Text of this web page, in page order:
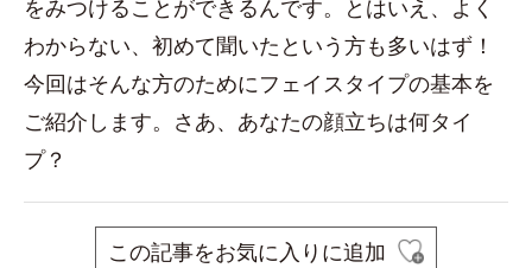
をみつけることができるんです。とはいえ、よく
わからない、初めて聞いたという方も多いはず！
今回はそんな方のためにフェイスタイプの基本を
ご紹介します。さあ、あなたの顔立ちは何タイ
プ？
この記事をお気に入りに追加